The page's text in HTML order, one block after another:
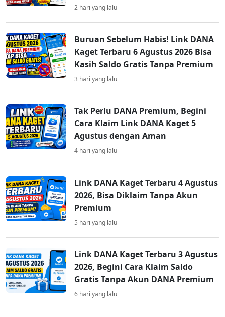
2 hari yang lalu
Buruan Sebelum Habis! Link DANA
Kaget Terbaru 6 Agustus 2026 Bisa
Kasih Saldo Gratis Tanpa Premium
3 hari yang lalu
Tak Perlu DANA Premium, Begini
Cara Klaim Link DANA Kaget 5
Agustus dengan Aman
4 hari yang lalu
Link DANA Kaget Terbaru 4 Agustus
2026, Bisa Diklaim Tanpa Akun
Premium
5 hari yang lalu
Link DANA Kaget Terbaru 3 Agustus
2026, Begini Cara Klaim Saldo
Gratis Tanpa Akun DANA Premium
6 hari yang lalu